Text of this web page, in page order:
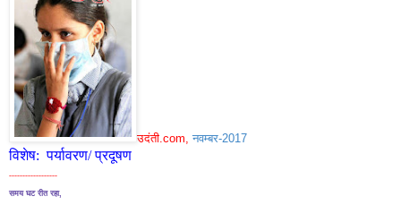
उदंती.com, नवम्बर-2017
विशेष:पर्यावरण/ प्रदूषण
------------------
समय घट रीत रहा,